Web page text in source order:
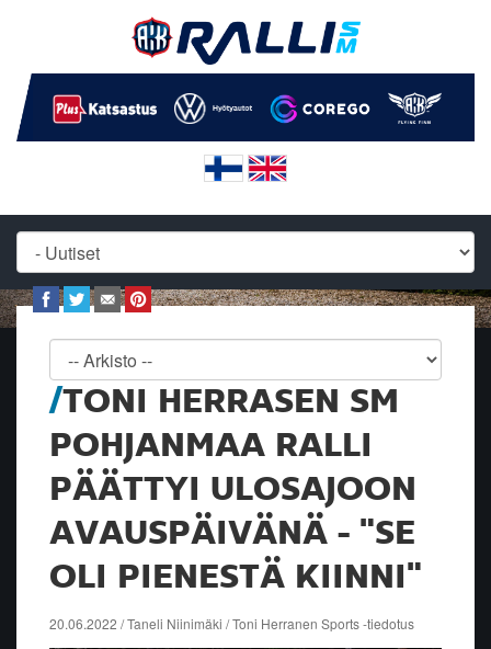
TONI HERRASEN SM
POHJANMAA RALLI
PÄÄTTYI ULOSAJOON
AVAUSPÄIVÄNÄ - "SE
OLI PIENESTÄ KIINNI"
20.06.2022 / Taneli Niinimäki / Toni Herranen Sports -tiedotus